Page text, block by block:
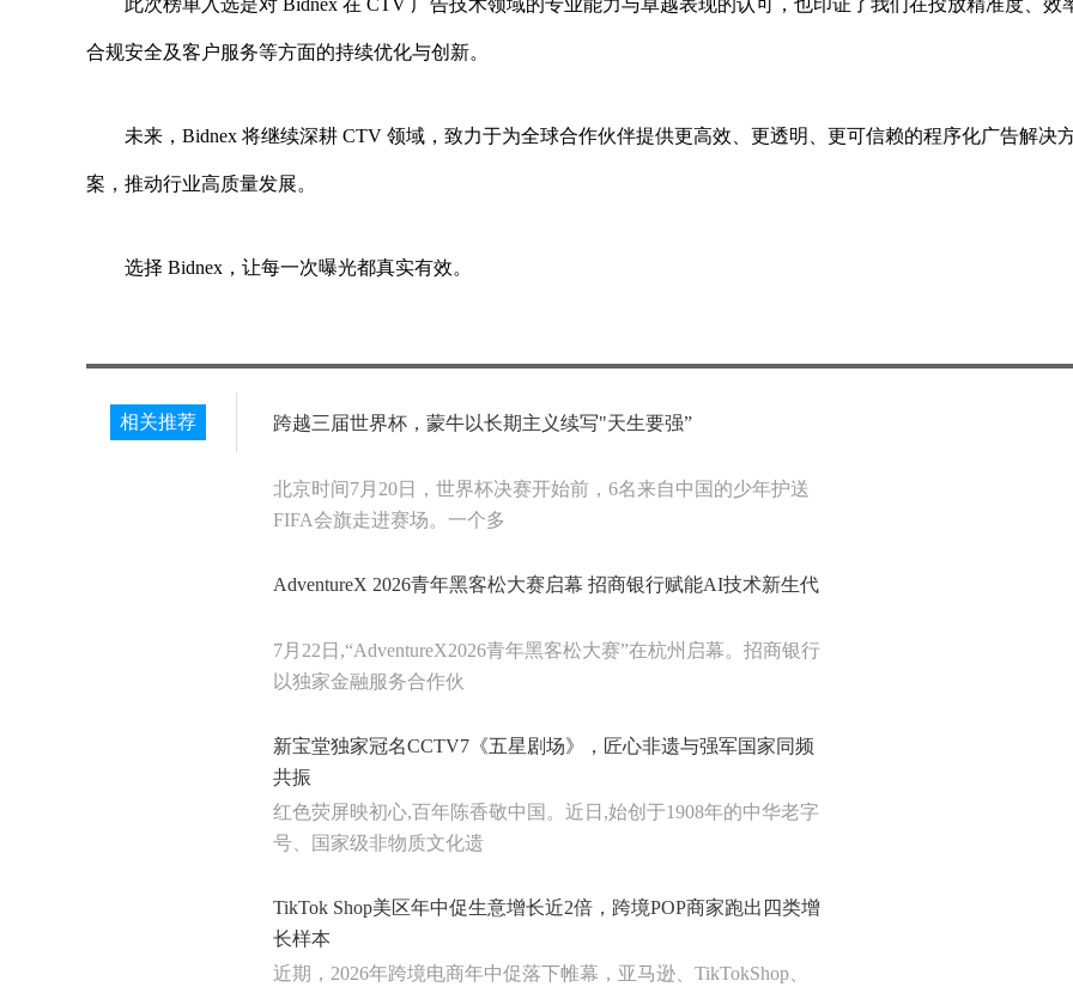
此次榜单入选是对 Bidnex 在 CTV 广告技术领域的专业能力与卓越表现的认可，也印证了我们在投放精准度、效
合规安全及客户服务等方面的持续优化与创新。
未来，Bidnex 将继续深耕 CTV 领域，致力于为全球合作伙伴提供更高效、更透明、更可信赖的程序化广告解决
案，推动行业高质量发展。
选择 Bidnex，让每一次曝光都真实有效。
相关推荐 跨越三届世界杯，蒙牛以长期主义续写"天生要强”
北京时间7月20日，世界杯决赛开始前，6名来自中国的少年护送
FIFA会旗走进赛场。一个多
AdventureX 2026青年黑客松大赛启幕 招商银行赋能AI技术新生代
7月22日,“AdventureX2026青年黑客松大赛”在杭州启幕。招商银行
以独家金融服务合作伙
新宝堂独家冠名CCTV7《五星剧场》，匠心非遗与强军国家同频
共振
红色荧屏映初心,百年陈香敬中国。近日,始创于1908年的中华老字
号、国家级非物质文化遗
TikTok Shop美区年中促生意增长近2倍，跨境POP商家跑出四类增
长样本
近期，2026年跨境电商年中促落下帷幕，亚马逊、TikTokShop、